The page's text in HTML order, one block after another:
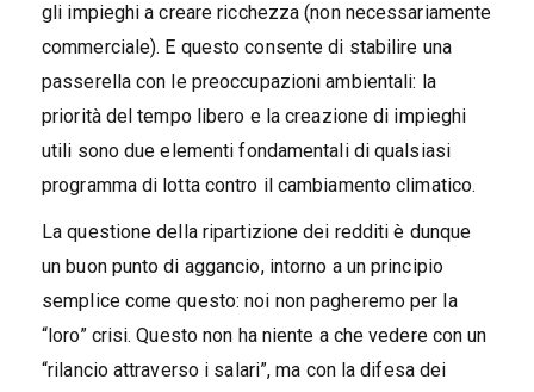
gli impieghi a creare ricchezza (non necessariamente
commerciale). E questo consente di stabilire una
passerella con le preoccupazioni ambientali: la
priorità del tempo libero e la creazione di impieghi
utili sono due elementi fondamentali di qualsiasi
programma di lotta contro il cambiamento climatico.
La questione della ripartizione dei redditi è dunque
un buon punto di aggancio, intorno a un principio
semplice come questo: noi non pagheremo per la
“loro” crisi. Questo non ha niente a che vedere con un
“rilancio attraverso i salari”, ma con la difesa dei